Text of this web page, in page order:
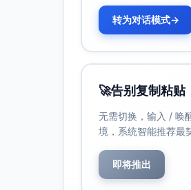
A/B测试：
藏与转发。
关键词优化
转为对话模式→
🚀告别复制粘贴
无需切换，输入 / 唤
境，系统智能推荐最
即将推出